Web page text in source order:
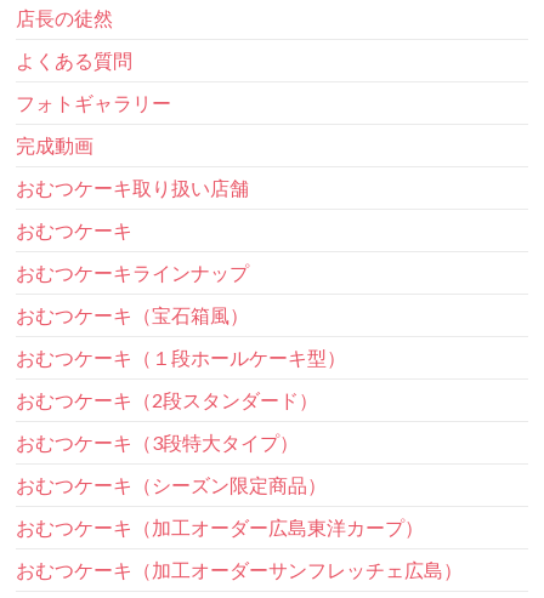
店長の徒然
よくある質問
フォトギャラリー
完成動画
おむつケーキ取り扱い店舗
おむつケーキ
おむつケーキラインナップ
おむつケーキ（宝石箱風）
おむつケーキ（１段ホールケーキ型）
おむつケーキ（2段スタンダード）
おむつケーキ（3段特大タイプ）
おむつケーキ（シーズン限定商品）
おむつケーキ（加工オーダー広島東洋カープ）
おむつケーキ（加工オーダーサンフレッチェ広島）